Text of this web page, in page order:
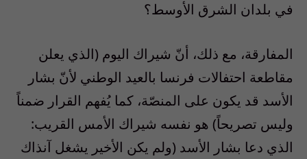
في بلدان الشرق الأوسط؟
المفارقة، مع ذلك، أنّ شيراك اليوم (الذي يعلن
مقاطعة احتفالات فرنسا بالعيد الوطني لأنّ بشار
الأسد قد يكون على المنصّة، كما يُفهم القرار ضمناً
وليس تصريحاً) هو نفسه شيراك الأمس القريب:
الذي دعا بشار الأسد (ولم يكن الأخير يشغل آنذاك